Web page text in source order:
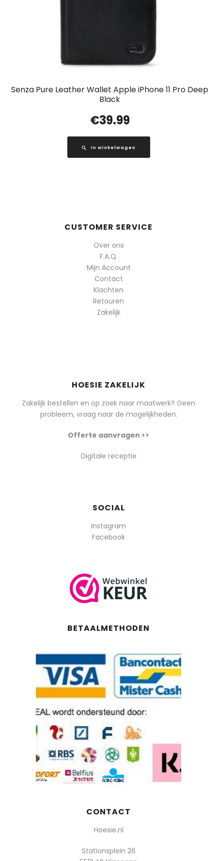
Senza Pure Leather Wallet Apple iPhone 11 Pro Deep
Black
€39.99
In winkelwagen
CUSTOMER SERVICE
Over ons
F.A.Q.
Mijn Account
Contact
Klachten
Retouren
Zakelijk
HOESIE ZAKELIJK
Zakelijk bestellen en op zoek naar maatwerk? Geen
probleem, vraag naar de mogelijkheden.
Offerte aanvragen >>
Digitale receptie
SOCIAL
Instagram
Facebook
BETAALMETHODEN
CONTACT
Hoesie.nl
Stationsplein 26